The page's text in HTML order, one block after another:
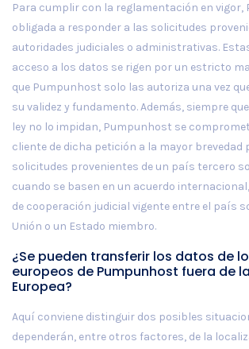
Para cumplir con la reglamentación en
obligada a responder a las solicitudes
autoridades judiciales o administrativas.
acceso a los datos se rigen por un estricto
que Pumpunhost solo las autoriza una vez
su validez y fundamento. Además, siempre
ley no lo impidan, Pumpunhost se
cliente de dicha petición a la mayor brevedad
solicitudes provenientes de un país tercero
cuando se basen en un acuerdo
de cooperación judicial vigente entre el país
Unión o un Estado miembro.
¿Se pueden transferir los datos de
europeos de Pumpunhost fuera de
Europea?
Aquí conviene distinguir dos posibles
dependerán, entre otros factores, de la